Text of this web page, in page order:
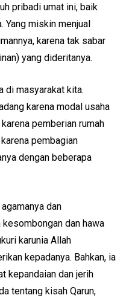
pribadi umat ini, baik
Yang miskin menjual
karena tak sabar
yang dideritanya.
di masyarakat kita.
karena modal usaha
pemberian rumah
pembagian
dengan beberapa
dan
dan hawa
karunia Allah
kepadanya. Bahkan, ia
kepandaian dan jerih
tentang kisah Qarun,